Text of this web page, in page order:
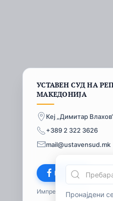
Пронајдени
УСТАВЕН СУД НА
МАКЕДОНИЈА
Кеј „Димитар
+389 2 322 3626
mail@ustavensud.mk
Facebook
Импресум© 2026